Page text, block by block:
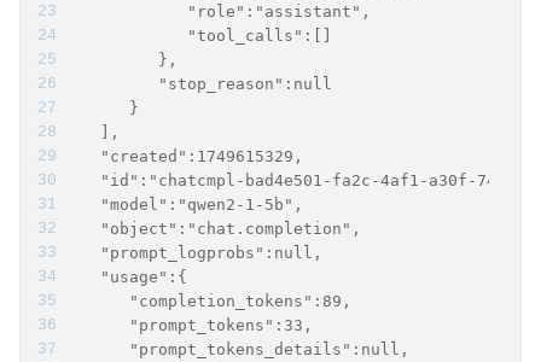
            "role":"assistant",
            "tool_calls":[]
         },
         "stop_reason":null
      }
   ],
   "created":1749615329,
"id":"chatcmpl-bad4e501-fa2c-4af1-a30f-
   "model":"qwen2-1-5b",
   "object":"chat.completion",
   "prompt_logprobs":null,
   "usage":{
      "completion_tokens":89,
      "prompt_tokens":33,
      "prompt_tokens_details":null,